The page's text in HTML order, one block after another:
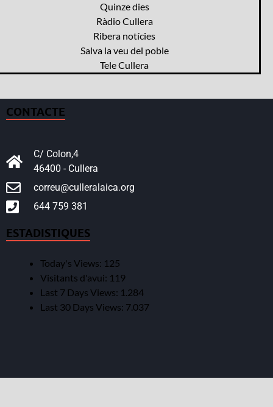
Quinze dies
Ràdio Cullera
Ribera notícies
Salva la veu del poble
Tele Cullera
CONTACTE
C/ Colon,4
46400 - Cullera
correu@culleralaica.org
644 759 381
ESTADISTIQUES
Today's Views: 125
Visitants d'avui: 119
Last 7 Days Views: 1.284
Last 30 Days Views: 7.037